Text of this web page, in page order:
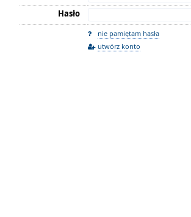
Hasło
nie pamiętam hasła
utwórz konto